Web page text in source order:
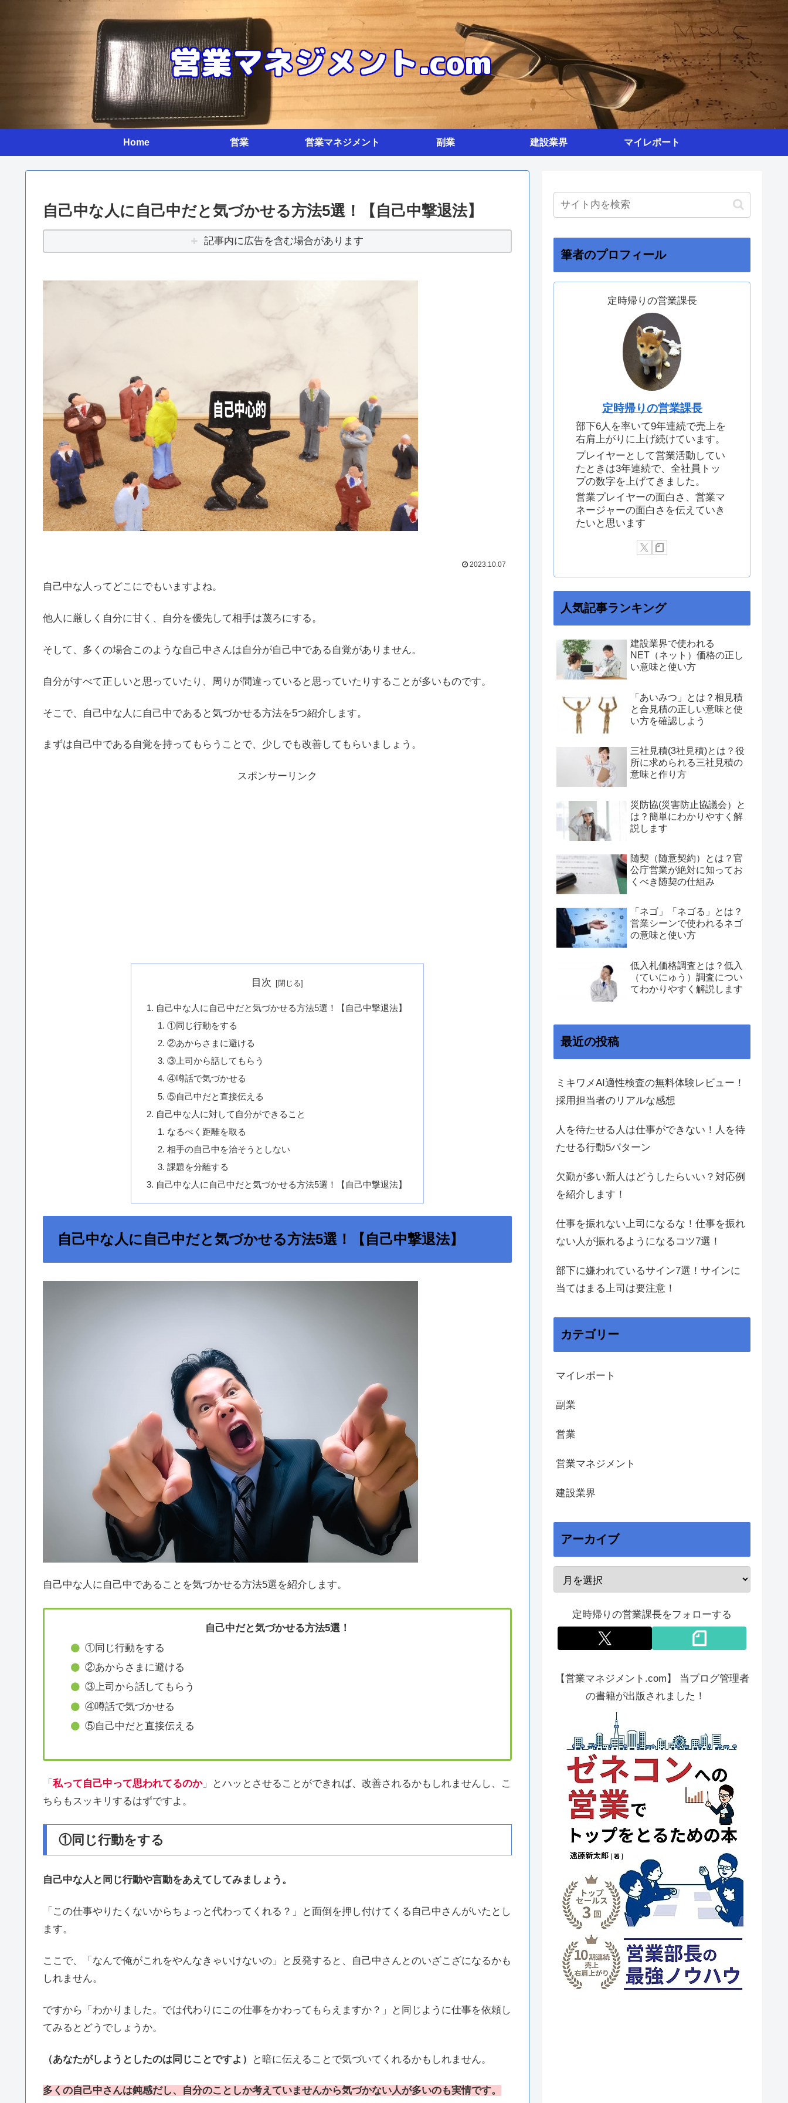
Home 営業 営業マネジメント 副業 建設業界 マイレポート
自己中な人に自己中だと気づかせる方法5選！【自己中撃退法】
記事内に広告を含む場合があります
2023.10.07
自己中な人ってどこにでもいますよね。
他人に厳しく自分に甘く、自分を優先して相手は蔑ろにする。
そして、多くの場合このような自己中さんは自分が自己中である自覚がありません。
自分がすべて正しいと思っていたり、周りが間違っていると思っていたりすることが多いものです。
そこで、自己中な人に自己中であると気づかせる方法を5つ紹介します。
まずは自己中である自覚を持ってもらうことで、少しでも改善してもらいましょう。
スポンサーリンク
目次
自己中な人に自己中だと気づかせる方法5選！【自己中撃退法】
①同じ行動をする
②あからさまに避ける
③上司から話してもらう
④噂話で気づかせる
⑤自己中だと直接伝える
自己中な人に対して自分ができること
なるべく距離を取る
相手の自己中を治そうとしない
課題を分離する
自己中な人に自己中だと気づかせる方法5選！【自己中撃退法】
自己中な人に自己中だと気づかせる方法5選！【自己中撃退法】
自己中な人に自己中であることを気づかせる方法5選を紹介します。
自己中だと気づかせる方法5選！
①同じ行動をする
②あからさまに避ける
③上司から話してもらう
④噂話で気づかせる
⑤自己中だと直接伝える
「 私って自己中って思われてるのか」とハッとさせることができれば、改善されるかもしれませんし、こ
ちらもスッキリするはずですよ。
①同じ行動をする
自己中な人と同じ行動や言動をあえてしてみましょう。
「この仕事やりたくないからちょっと代わってくれる？」と面倒を押し付けてくる自己中さんがいたとし
ます。
ここで、「なんで俺がこれをやんなきゃいけないの」と反発すると、自己中さんとのいざこざになるかも
しれません。
ですから「わかりました。では代わりにこの仕事をかわってもらえますか？」と同じように仕事を依頼し
てみるとどうでしょうか。
（あなたがしようとしたのは同じことですよ） と暗に伝えることで気づいてくれるかもしれません。
多くの自己中さんは鈍感だし、自分のことしか考えていませんから気づかない人が多いのも実情です。
筆者のプロフィール
定時帰りの営業課長
定時帰りの営業課長
部下6人を率いて9年連続で売上を
右肩上がりに上げ続けています。
プレイヤーとして営業活動してい
たときは3年連続で、全社員トッ
プの数字を上げてきました。
営業プレイヤーの面白さ、営業マ
ネージャーの面白さを伝えていき
たいと思います
人気記事ランキング
建設業界で使われる
NET（ネット）価格の正し
い意味と使い方
「あいみつ」とは？相見積
と合見積の正しい意味と使
い方を確認しよう
三社見積(3社見積)とは？役
所に求められる三社見積の
意味と作り方
災防協(災害防止協議会）と
は？簡単にわかりやすく解
説します
随契（随意契約）とは？官
公庁営業が絶対に知ってお
くべき随契の仕組み
「ネゴ」「ネゴる」とは？
営業シーンで使われるネゴ
の意味と使い方
低入札価格調査とは？低入
（ていにゅう）調査につい
てわかりやすく解説します
最近の投稿
ミキワメAI適性検査の無料体験レビュー！
採用担当者のリアルな感想
人を待たせる人は仕事ができない！人を待
たせる行動5パターン
欠勤が多い新人はどうしたらいい？対応例
を紹介します！
仕事を振れない上司になるな！仕事を振れ
ない人が振れるようになるコツ7選！
部下に嫌われているサイン7選！サインに
当てはまる上司は要注意！
カテゴリー
マイレポート
副業
営業
営業マネジメント
建設業界
アーカイブ
定時帰りの営業課長をフォローする
【営業マネジメント.com】 当ブログ管理者
の書籍が出版されました！